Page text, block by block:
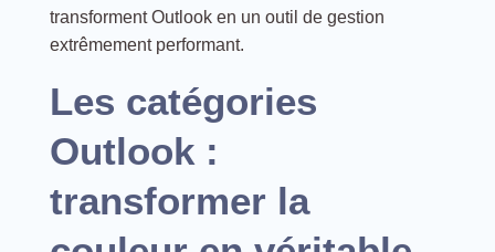
transforment Outlook en un outil de gestion
extrêmement performant.
Les catégories
Outlook :
transformer la